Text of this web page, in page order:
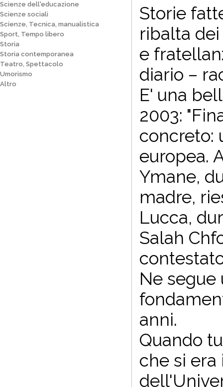
Scienze dell'educazione
Scienze sociali
Scienze, Tecnica, manualistica
Sport, Tempo libero
Storia
Storia contemporanea
Teatro, Spettacolo
Umorismo
Altro
Storie
ribalta
e
diario –
E' una
2003:
concreto:
europea.
Ymane,
madre,
Lucca,
Salah
Ne
anni.
Quando
che si